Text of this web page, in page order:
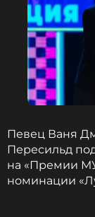
Певец Ваня
Пересильд
на «Премии
номинации